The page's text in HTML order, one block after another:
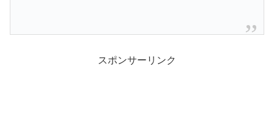
スポンサーリンク